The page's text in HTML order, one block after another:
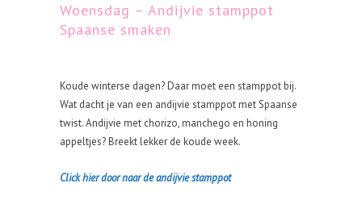
Woensdag – Andijvie stamppot
Spaanse smaken
Koude winterse dagen? Daar moet een stamppot bij.
Wat dacht je van een andijvie stamppot met Spaanse
twist. Andijvie met chorizo, manchego en honing
appeltjes? Breekt lekker de koude week.
Click hier door naar de andijvie stamppot